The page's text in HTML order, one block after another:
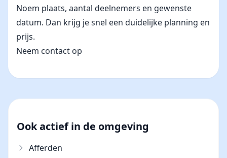
Noem plaats, aantal deelnemers en gewenste
datum. Dan krijg je snel een duidelijke planning en
prijs.
Neem contact op
Ook actief in de omgeving
Afferden